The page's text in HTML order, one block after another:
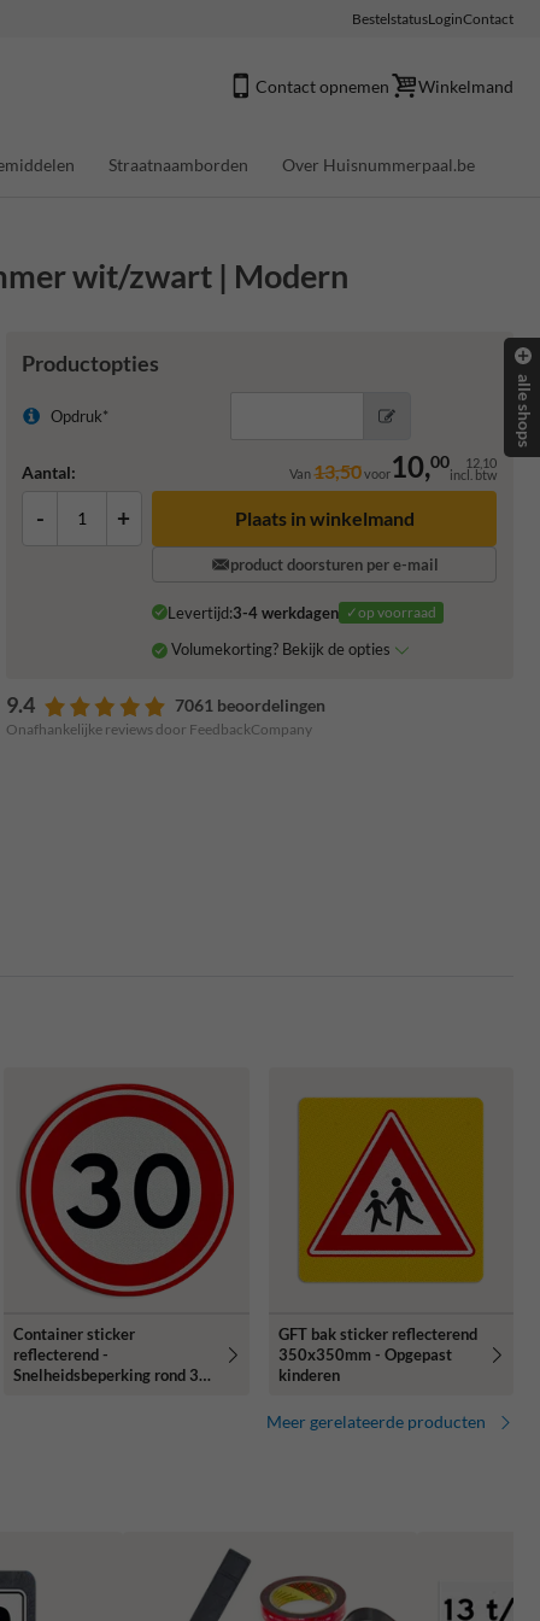
BestelstatusLoginContact
Contact opnemen Winkelmand
Straatnaamborden Over Huisnummerpaal.be
wit/zwart | Modern
Productopties
Opdruk*
Aantal: Van13,50voor10,00 12,10
incl. btw
- + Plaats in winkelmand
product doorsturen per e-mail
Levertijd:3-4 werkdagen ✓op voorraad
Volumekorting? Bekijk de opties
9.4 7061 beoordelingen
Onafhankelijke reviews door FeedbackCompany
Container sticker
reflecterend -
Snelheidsbeperking rond 30
GFT bak sticker reflecterend
350x350mm - Opgepast
kinderen
Meer gerelateerde producten
alle shops